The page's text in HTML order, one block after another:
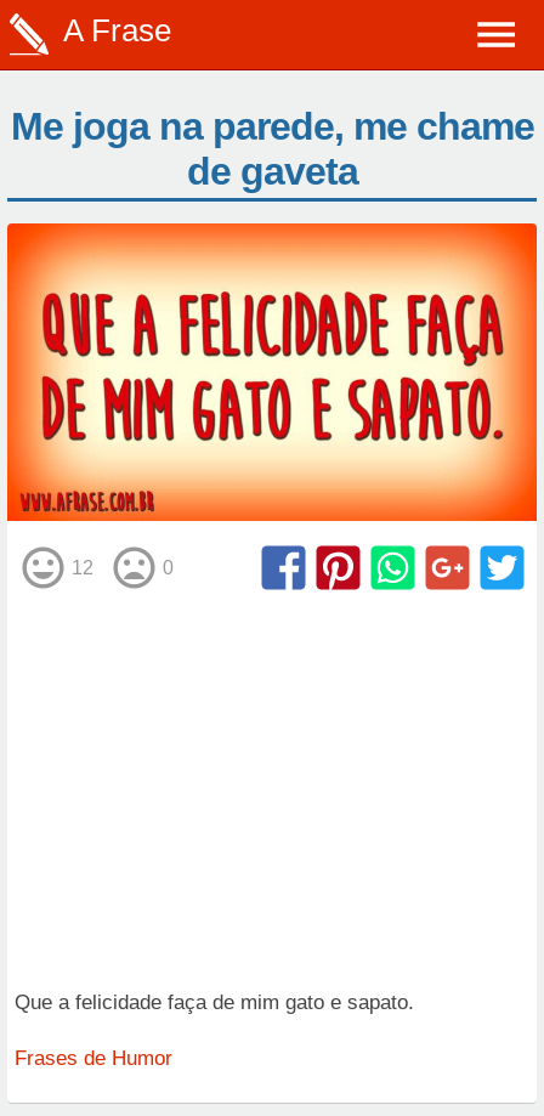
A Frase
Me joga na parede, me chame
de gaveta
12 0
Que a felicidade faça de mim gato e sapato.
Frases de Humor